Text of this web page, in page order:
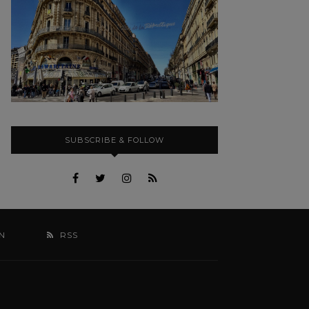
SUBSCRIBE & FOLLOW
RSS